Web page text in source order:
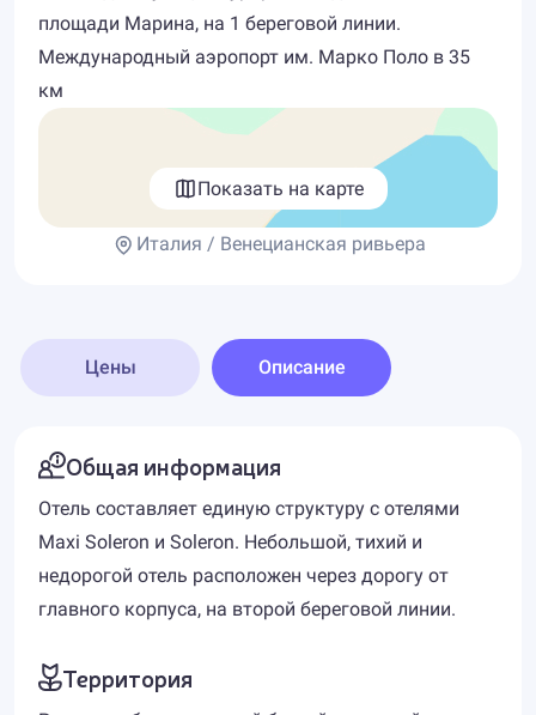
площади Марина, на 1 береговой линии.
Международный аэропорт им. Марко Поло в 35
км
Показать на карте
Италия / Венецианская ривьера
Цены Описание
Общая информация
Отель составляет единую структуру с отелями
Maxi Soleron и Soleron. Небольшой, тихий и
недорогой отель расположен через дорогу от
главного корпуса, на второй береговой линии.
Территория